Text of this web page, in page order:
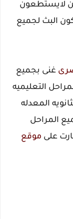
لايستطعون
البث لجميع
غنى بجميع
التعليميه
المعدله
المراحل
على موقع